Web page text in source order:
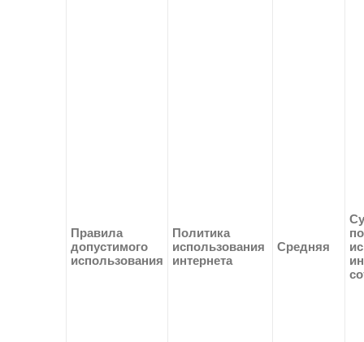
Правила
допустимого
использования
Политика
использования
интернета
Средняя